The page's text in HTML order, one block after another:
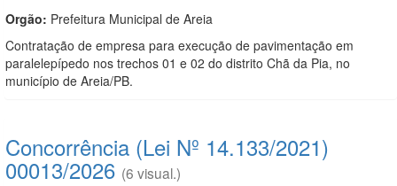
Orgão: Prefeitura Municipal de Areia
Contratação de empresa para execução de pavimentação em
paralelepípedo nos trechos 01 e 02 do distrito Chã da Pia, no
município de Areia/PB.
Concorrência (Lei Nº 14.133/2021)
00013/2026 (6 visual.)